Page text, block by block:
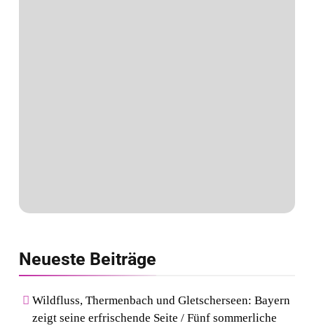
Neueste Beiträge
Wildfluss, Thermenbach und Gletscherseen: Bayern
zeigt seine erfrischende Seite / Fünf sommerliche